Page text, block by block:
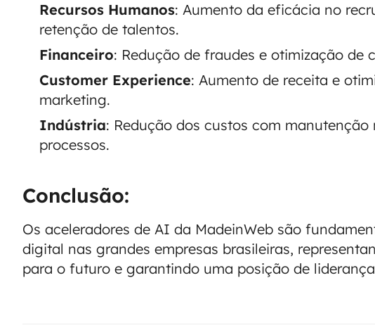
Recursos Humanos: Aumento da eficácia no
retenção de talentos.
Financeiro: Redução de fraudes e otimização de
Customer Experience: Aumento de receita e
marketing.
Indústria: Redução dos custos com
processos.
Conclusão:
Os aceleradores de AI da MadeinWeb são
digital nas grandes empresas brasileiras,
para o futuro e garantindo uma posição de